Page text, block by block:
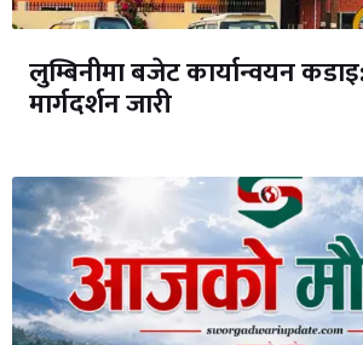
लुम्बिनीमा बजेट कार्यान्वयन
मार्गदर्शन जारी